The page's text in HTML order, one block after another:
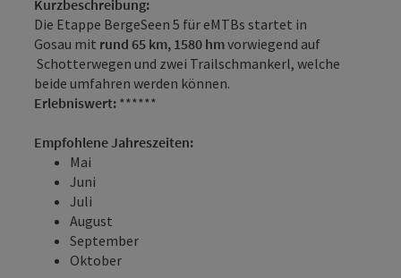
Kurzbeschreibung:
Die Etappe BergeSeen 5 für eMTBs startet in
Gosau mit rund 65 km, 1580 hmvorwiegend auf
Schotterwegen und zwei Trailschmankerl, welche
beide umfahren werden können.
Erlebniswert: ******
Empfohlene Jahreszeiten:
Mai
Juni
Juli
August
September
Oktober